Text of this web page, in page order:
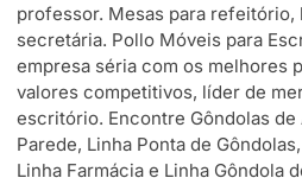
professor. Mesas para refeitório,
secretária. Pollo Móveis para
empresa séria com os melhores
valores competitivos, líder de
escritório. Encontre Gôndolas de
Parede, Linha Ponta de
Linha Farmácia e Linha Gôndola